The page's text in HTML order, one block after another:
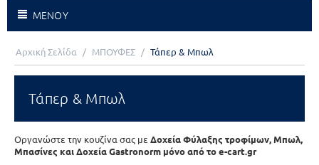
ΜΕΝΟΥ
Αρχική Σελίδα / ΜΠΟΥΦΕΣ / Τάπερ & Μπωλ
Τάπερ & Μπωλ
Οργανώστε την κουζίνα σας με Δοχεία Φύλαξης τροφίμων, Μπωλ,
Μπασίνες και Δοχεία Gastronorm μόνο από το e-cart.gr